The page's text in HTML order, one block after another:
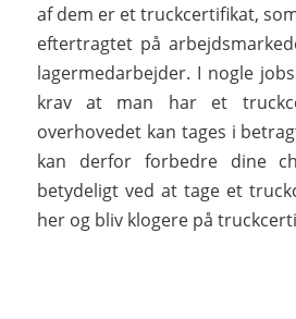
af dem er et truckcertifikat,
eftertragtet på
lagermedarbejder. I nogle
krav at man har et
overhovedet kan tages i
kan derfor forbedre dine
betydeligt ved at tage et
her og bliv klogere på